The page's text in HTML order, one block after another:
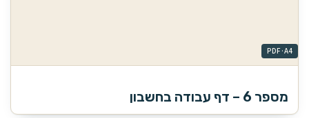
מספר 6 – דף עבודה בחשבון